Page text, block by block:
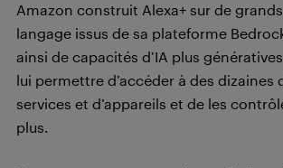
Amazon construit Alexa+ sur de
langage issus de sa plateforme
ainsi de capacités d’IA plus
lui permettre d’accéder à des dizaines
services et d’appareils et de les
plus.